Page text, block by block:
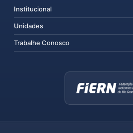
Institucional
Unidades
Trabalhe Conosco